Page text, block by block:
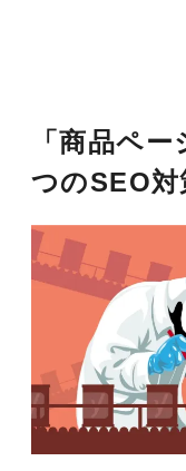
「商品ペ
つのSEO対